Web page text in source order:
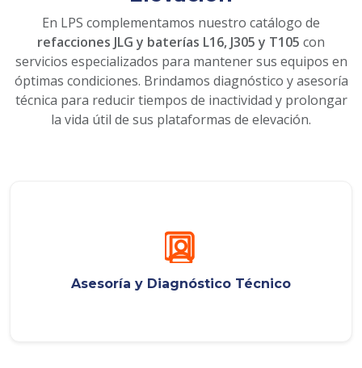
En LPS complementamos nuestro catálogo de
refacciones JLG y baterías L16, J305 y T105 con
servicios especializados para mantener sus equipos en
óptimas condiciones. Brindamos diagnóstico y asesoría
técnica para reducir tiempos de inactividad y prolongar
la vida útil de sus plataformas de elevación.
Asesoría y Diagnóstico Técnico